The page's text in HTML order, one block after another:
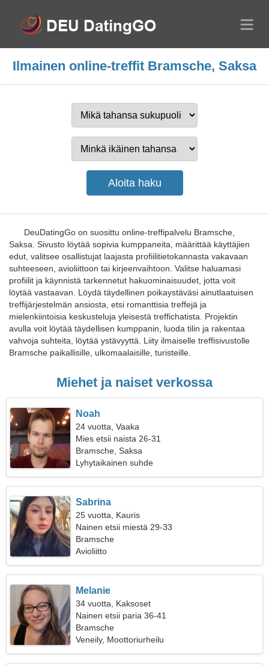
Ilmainen online-treffit Bramsche, Saksa
DeuDatingGo on suosittu online-treffipalvelu Bramsche,
Saksa. Sivusto löytää sopivia kumppaneita, määrittää käyttäjien
edut, valitsee osallistujat laajasta profiilitietokannasta vakavaan
suhteeseen, avioliittoon tai kirjeenvaihtoon. Valitse haluamasi
profiilit ja käynnistä tarkennetut hakuominaisuudet, jotta voit
löytää vastaavan. Löydä täydellinen poikaystäväsi ainutlaatuisen
treffijärjestelmän ansiosta, etsi romanttisia treffejä ja
mielenkiintoisia keskusteluja yleisestä treffichatista. Projektin
avulla voit löytää täydellisen kumppanin, luoda tilin ja rakentaa
vahvoja suhteita, löytää ystävyyttä. Liity ilmaiselle treffisivustolle
Bramsche paikallisille, ulkomaalaisille, turisteille.
Miehet ja naiset verkossa
Noah
24 vuotta, Vaaka
Mies etsii naista 26-31
Bramsche, Saksa
Lyhytaikainen suhde
Sabrina
25 vuotta, Kauris
Nainen etsii miestä 29-33
Bramsche
Avioliitto
Melanie
34 vuotta, Kaksoset
Nainen etsii paria 36-41
Bramsche
Veneily, Moottoriurheilu